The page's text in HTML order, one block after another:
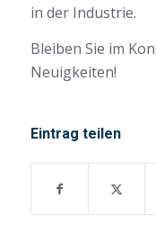
in der Industrie.
Bleiben Sie im
Neuigkeiten!
Eintrag teilen